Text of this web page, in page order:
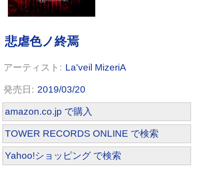
La'veil MizeriA
2019/03/20
amazon.co.jp で購入
TOWER RECORDS ONLINE で検索
Yahoo!ショッピング で検索
The reproduction 7th anniversary
『FALLING』THE LIVE [DVD]